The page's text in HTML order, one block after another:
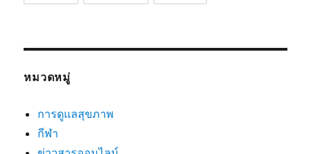
หมวดหมู่
การดูแลสุขภาพ
กีฬา